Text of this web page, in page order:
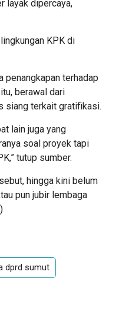
layak dipercaya,
KPK di
penangkapan terhadap
berawal dari
siang terkait gratifikasi.
lain juga yang
soal proyek tapi
tutup sumber.
hingga kini belum
pun jubir lembaga
dprd sumut